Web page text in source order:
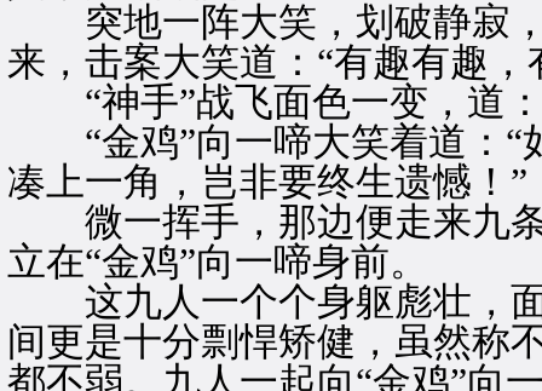
突地一阵大笑，划破静寂，
来，击案大笑道：“有趣有趣，
“神手”战飞面色一变，道：
“金鸡”向一啼大笑着道：“
凑上一角，岂非要终生遗憾！”
微一挥手，那边便走来九条
立在“金鸡”向一啼身前。
这九人一个个身躯彪壮，面
间更是十分剽悍矫健，虽然称
都不弱。九人一起向“金鸡”向